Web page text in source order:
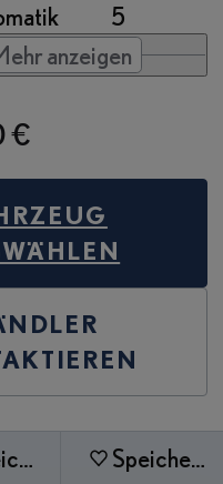
5
anzeigen
€
Speichern